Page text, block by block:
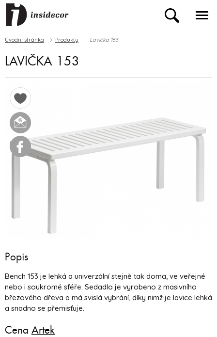
Úvodní stránka Produkty Lavička 153
LAVIČKA 153
Popis
Bench 153 je lehká a univerzální stejně tak doma, ve veřejné
nebo i soukromé sféře. Sedadlo je vyrobeno z masivního
březového dřeva a má svislá vybrání, díky nimž je lavice lehká
a snadno se přemisťuje.
Cena Artek